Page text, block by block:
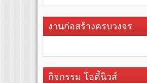
งานก่อสร้างครบวงจร
กิจกรรม โอดี้นิวส์